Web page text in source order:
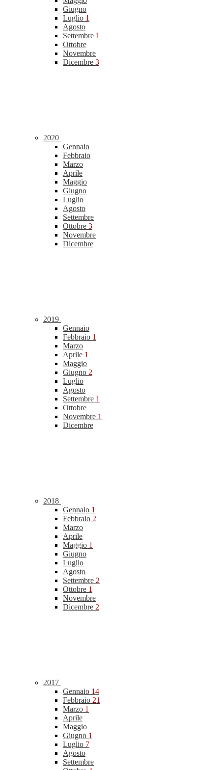
Giugno
Luglio 1
Agosto
Settembre 1
Ottobre
Novembre
Dicembre 3
2020
Gennaio
Febbraio
Marzo
Aprile
Maggio
Giugno
Luglio
Agosto
Settembre
Ottobre 3
Novembre
Dicembre
2019
Gennaio
Febbraio 1
Marzo
Aprile 1
Maggio
Giugno 2
Luglio
Agosto
Settembre 1
Ottobre
Novembre 1
Dicembre
2018
Gennaio 1
Febbraio 2
Marzo
Aprile
Maggio 1
Giugno
Luglio
Agosto
Settembre 2
Ottobre 1
Novembre
Dicembre 2
2017
Gennaio 14
Febbraio 21
Marzo 1
Aprile
Maggio
Giugno 1
Luglio 7
Agosto
Settembre